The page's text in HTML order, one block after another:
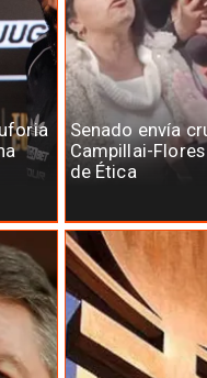
Senado envía
Campillai-
de Ética